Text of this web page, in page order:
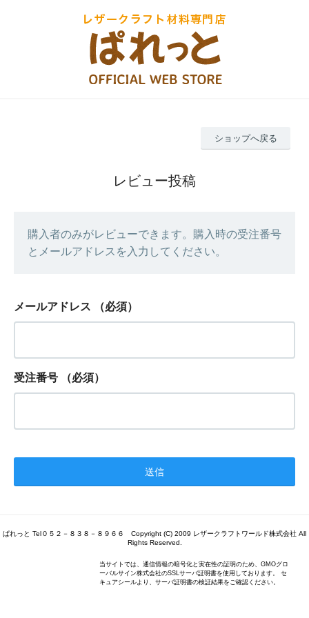
ショップへ戻る
レビュー投稿
購入者のみがレビューできます。購入時の受注番号
とメールアドレスを入力してください。
メールアドレス （必須）
受注番号 （必須）
ぱれっと Tel０５２－８３８－８９６６ Copyright (C) 2009 レザークラフトワールド株式会社 All
Rights Reserved.
当サイトでは、通信情報の暗号化と実在性の証明のため、GMOグロ
ーバルサイン株式会社のSSLサーバ証明書を使用しております。 セ
キュアシールより、サーバ証明書の検証結果をご確認ください。